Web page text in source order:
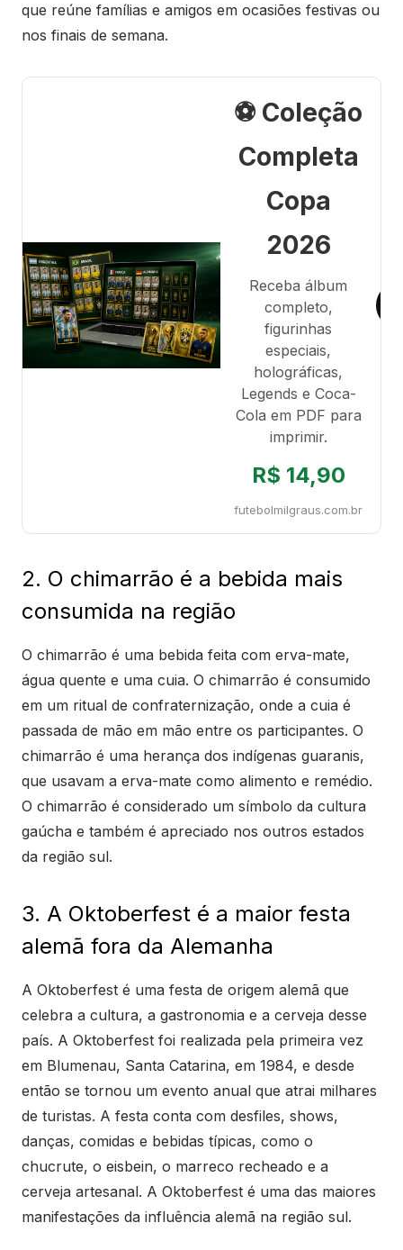
que reúne famílias e amigos em ocasiões festivas ou
nos finais de semana.
⚽ Coleção
Completa
Copa
2026
Receba álbum
completo,
figurinhas
especiais,
holográficas,
Legends e Coca-
Cola em PDF para
imprimir.
R$ 14,90
futebolmilgraus.com.br
2. O chimarrão é a bebida mais
consumida na região
O chimarrão é uma bebida feita com erva-mate,
água quente e uma cuia. O chimarrão é consumido
em um ritual de confraternização, onde a cuia é
passada de mão em mão entre os participantes. O
chimarrão é uma herança dos indígenas guaranis,
que usavam a erva-mate como alimento e remédio.
O chimarrão é considerado um símbolo da cultura
gaúcha e também é apreciado nos outros estados
da região sul.
3. A Oktoberfest é a maior festa
alemã fora da Alemanha
A Oktoberfest é uma festa de origem alemã que
celebra a cultura, a gastronomia e a cerveja desse
país. A Oktoberfest foi realizada pela primeira vez
em Blumenau, Santa Catarina, em 1984, e desde
então se tornou um evento anual que atrai milhares
de turistas. A festa conta com desfiles, shows,
danças, comidas e bebidas típicas, como o
chucrute, o eisbein, o marreco recheado e a
cerveja artesanal. A Oktoberfest é uma das maiores
manifestações da influência alemã na região sul.